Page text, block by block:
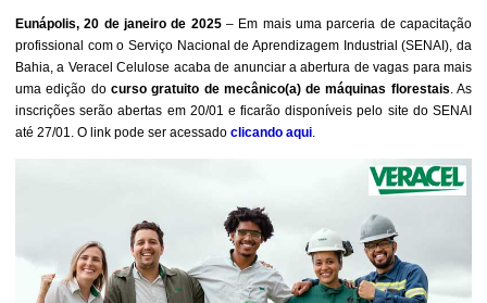
Eunápolis, 20 de janeiro de 2025– Em mais uma parceria de capacitação
profissional com o Serviço Nacional de Aprendizagem Industrial (SENAI), da
Bahia, a Veracel Celulose acaba de anunciar a abertura de vagas para mais
uma edição do curso gratuito de mecânico(a) de máquinas florestais. As
inscrições serão abertas em 20/01 e ficarão disponíveis pelo site do SENAI
até 27/01. O link pode ser acessado clicando aqui.